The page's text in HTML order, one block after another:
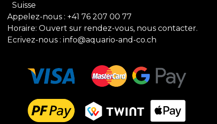
Suisse
Appelez-nous : +41 76 207 00 77
Horaire: Ouvert sur rendez-vous, nous contacter.
Ecrivez-nous : info@aquario-and-co.ch